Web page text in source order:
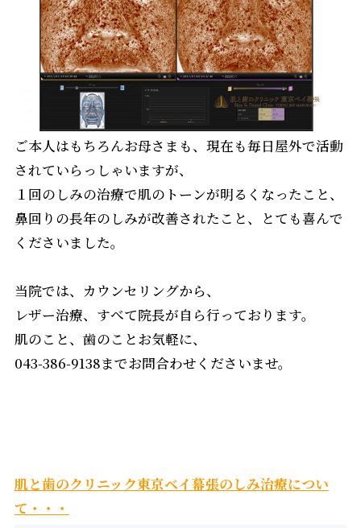
ご本人はもちろんお母さまも、現在も毎日屋外で活動
されていらっしゃいますが、
１回のしみの治療で肌のトーンが明るくなったこと、
鼻回りの長年のしみが改善されたこと、とても喜んで
くださいました。
当院では、カウンセリングから、
レザー治療、すべて院長が自ら行っております。
肌のこと、歯のことお気軽に、
043-386-9138までお問合わせくださいませ。
肌と歯のクリニック東京ベイ幕張のしみ治療につい
て・・・